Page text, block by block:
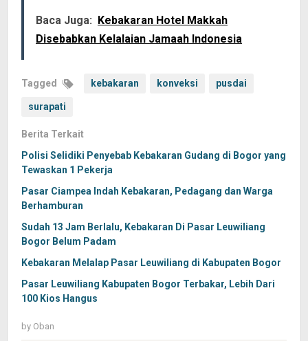
Baca Juga: Kebakaran Hotel Makkah
Disebabkan Kelalaian Jamaah Indonesia
Tagged kebakaran konveksi pusdai
surapati
Berita Terkait
Polisi Selidiki Penyebab Kebakaran Gudang di Bogor yang
Tewaskan 1 Pekerja
Pasar Ciampea Indah Kebakaran, Pedagang dan Warga
Berhamburan
Sudah 13 Jam Berlalu, Kebakaran Di Pasar Leuwiliang
Bogor Belum Padam
Kebakaran Melalap Pasar Leuwiliang di Kabupaten Bogor
Pasar Leuwiliang Kabupaten Bogor Terbakar, Lebih Dari
100 Kios Hangus
by Oban